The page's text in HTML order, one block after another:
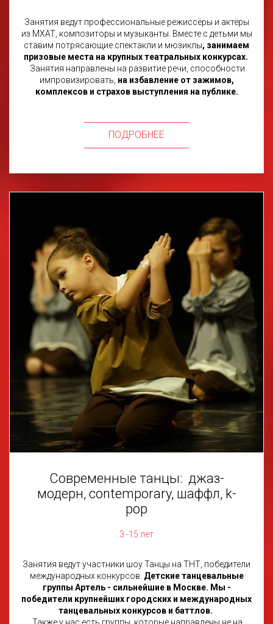
Занятия ведут профессиональные режиссёры и актёры
из МХАТ, композиторы и музыканты. Вместе с детьми мы
ставим потрясающие спектакли и мюзиклы, занимаем
призовые места на крупных театральных конкурсах.
Занятия направлены на развитие речи, способности
импровизировать, на избавление от зажимов,
комплексов и страхов выступления на публике.
ПОДРОБНЕЕ
Современные танцы: джаз-
модерн, contemporary, шаффл, k-
pop
3 -15 лет
Занятия ведут участники шоу Танцы на ТНТ, победители
международных конкурсов. Детские танцевальные
группы Артель - сильнейшие в Москве. Мы -
победители крупнейших городских и международных
танцевальных конкурсов и баттлов.
Также у нас есть группы, которые направлены не на